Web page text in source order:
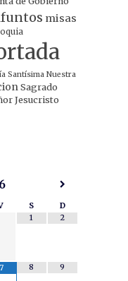
misas
Santísima Nuestra
Sagrado
Jesucristo
S
D
1
2
7 8 9